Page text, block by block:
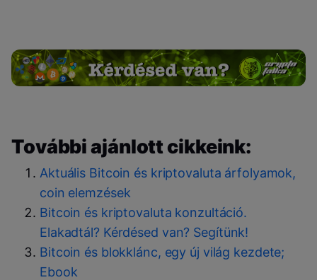
További ajánlott cikkeink:
Aktuális Bitcoin és kriptovaluta árfolyamok,
coin elemzések
Bitcoin és kriptovaluta konzultáció.
Elakadtál? Kérdésed van? Segítünk!
Bitcoin és blokklánc, egy új világ kezdete;
Ebook